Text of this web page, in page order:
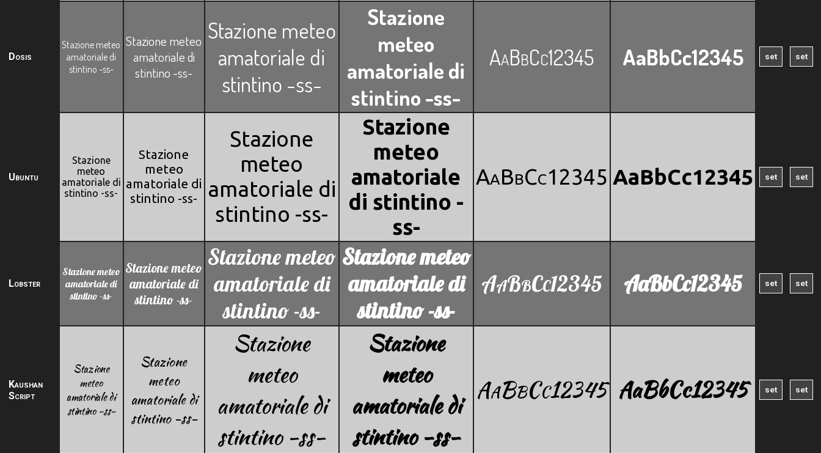
Dosis
Stazione meteo
amatoriale di
stintino -ss-
Stazione meteo
amatoriale di
stintino -ss-
Stazione meteo
amatoriale di
stintino -ss-
Stazione
meteo
amatoriale di
stintino -ss-
AaBbCc12345 AaBbCc12345
Ubuntu
Stazione
meteo
amatoriale di
stintino -ss-
Stazione
meteo
amatoriale di
stintino -ss-
Stazione
meteo
amatoriale di
stintino -ss-
Stazione
meteo
amatoriale
di stintino -
ss-
AaBbCc12345 AaBbCc12345
Lobster
Stazione meteo
amatoriale di
stintino -ss-
Stazione meteo
amatoriale di
stintino -ss-
Stazione meteo
amatoriale di
stintino -ss-
Stazione meteo
amatoriale di
stintino -ss-
AaBbCc12345 AaBbCc12345
Kaushan
Script
Stazione
meteo
amatoriale di
stintino -ss-
Stazione
meteo
amatoriale di
stintino -ss-
Stazione
meteo
amatoriale di
stintino -ss-
Stazione
meteo
amatoriale di
stintino -ss-
AaBbCc12345 AaBbCc12345